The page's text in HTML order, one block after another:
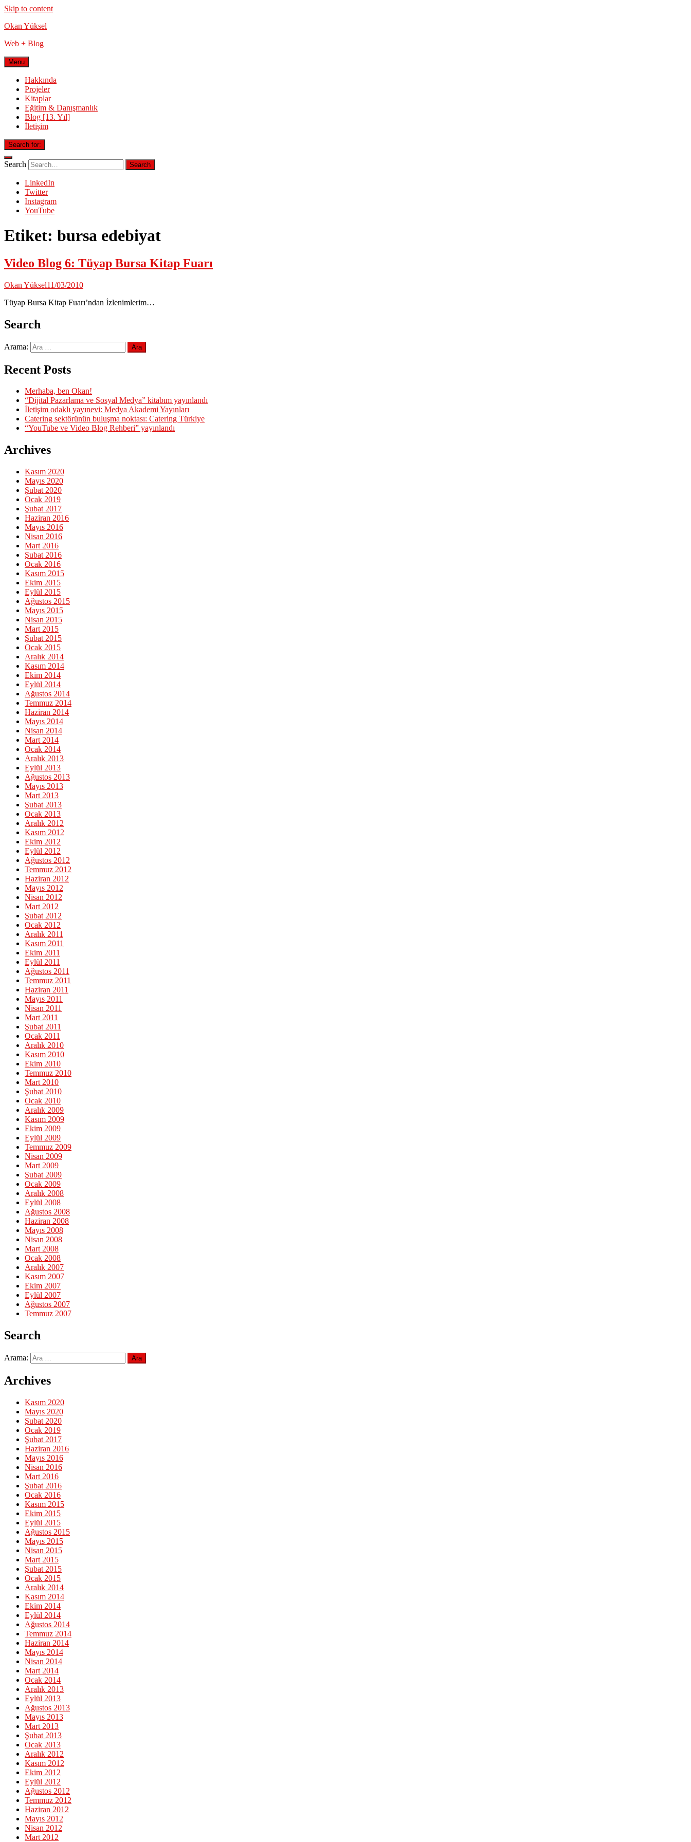
Skip to content
Okan Yüksel
Web + Blog
Menu
Hakkında
Projeler
Kitaplar
Eğitim & Danışmanlık
Blog [13. Yıl]
İletişim
Search for:
Search
LinkedIn
Twitter
Instagram
YouTube
Etiket: bursa edebiyat
Video Blog 6: Tüyap Bursa Kitap Fuarı
Okan Yüksel11/03/2010
Tüyap Bursa Kitap Fuarı’ndan İzlenimlerim…
Search
Arama:
Recent Posts
Merhaba, ben Okan!
“Dijital Pazarlama ve Sosyal Medya” kitabım yayınlandı
İletişim odaklı yayınevi: Medya Akademi Yayınları
Catering sektörünün buluşma noktası: Catering Türkiye
“YouTube ve Video Blog Rehberi” yayınlandı
Archives
Kasım 2020
Mayıs 2020
Şubat 2020
Ocak 2019
Şubat 2017
Haziran 2016
Mayıs 2016
Nisan 2016
Mart 2016
Şubat 2016
Ocak 2016
Kasım 2015
Ekim 2015
Eylül 2015
Ağustos 2015
Mayıs 2015
Nisan 2015
Mart 2015
Şubat 2015
Ocak 2015
Aralık 2014
Kasım 2014
Ekim 2014
Eylül 2014
Ağustos 2014
Temmuz 2014
Haziran 2014
Mayıs 2014
Nisan 2014
Mart 2014
Ocak 2014
Aralık 2013
Eylül 2013
Ağustos 2013
Mayıs 2013
Mart 2013
Şubat 2013
Ocak 2013
Aralık 2012
Kasım 2012
Ekim 2012
Eylül 2012
Ağustos 2012
Temmuz 2012
Haziran 2012
Mayıs 2012
Nisan 2012
Mart 2012
Şubat 2012
Ocak 2012
Aralık 2011
Kasım 2011
Ekim 2011
Eylül 2011
Ağustos 2011
Temmuz 2011
Haziran 2011
Mayıs 2011
Nisan 2011
Mart 2011
Şubat 2011
Ocak 2011
Aralık 2010
Kasım 2010
Ekim 2010
Temmuz 2010
Mart 2010
Şubat 2010
Ocak 2010
Aralık 2009
Kasım 2009
Ekim 2009
Eylül 2009
Temmuz 2009
Nisan 2009
Mart 2009
Şubat 2009
Ocak 2009
Aralık 2008
Eylül 2008
Ağustos 2008
Haziran 2008
Mayıs 2008
Nisan 2008
Mart 2008
Ocak 2008
Aralık 2007
Kasım 2007
Ekim 2007
Eylül 2007
Ağustos 2007
Temmuz 2007
Search
Arama:
Archives
Kasım 2020
Mayıs 2020
Şubat 2020
Ocak 2019
Şubat 2017
Haziran 2016
Mayıs 2016
Nisan 2016
Mart 2016
Şubat 2016
Ocak 2016
Kasım 2015
Ekim 2015
Eylül 2015
Ağustos 2015
Mayıs 2015
Nisan 2015
Mart 2015
Şubat 2015
Ocak 2015
Aralık 2014
Kasım 2014
Ekim 2014
Eylül 2014
Ağustos 2014
Temmuz 2014
Haziran 2014
Mayıs 2014
Nisan 2014
Mart 2014
Ocak 2014
Aralık 2013
Eylül 2013
Ağustos 2013
Mayıs 2013
Mart 2013
Şubat 2013
Ocak 2013
Aralık 2012
Kasım 2012
Ekim 2012
Eylül 2012
Ağustos 2012
Temmuz 2012
Haziran 2012
Mayıs 2012
Nisan 2012
Mart 2012